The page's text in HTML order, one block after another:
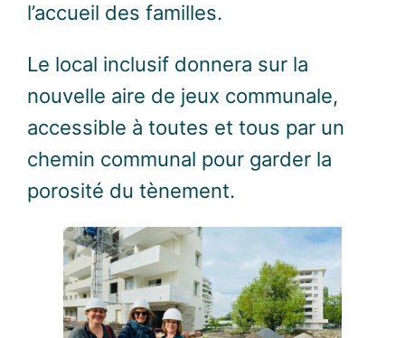
l’accueil des familles.
Le local inclusif donnera sur la
nouvelle aire de jeux communale,
accessible à toutes et tous par un
chemin communal pour garder la
porosité du tènement.